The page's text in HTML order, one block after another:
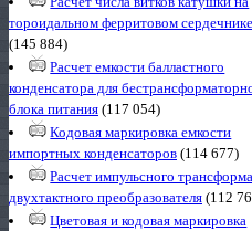
тороидальном ферритовом сердечнике
(145 884)
Расчет емкости балластного
конденсатора для
блока питания (117 054)
Кодовая маркировка емкости
импортных конденсаторов (114 677)
Расчет импульсного
двухтактного преобразователя (112
Цветовая и кодовая маркировка